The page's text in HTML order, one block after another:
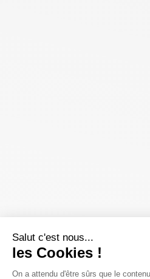
Salut c'est nous...
les Cookies !
On a attendu d'être sûrs que le